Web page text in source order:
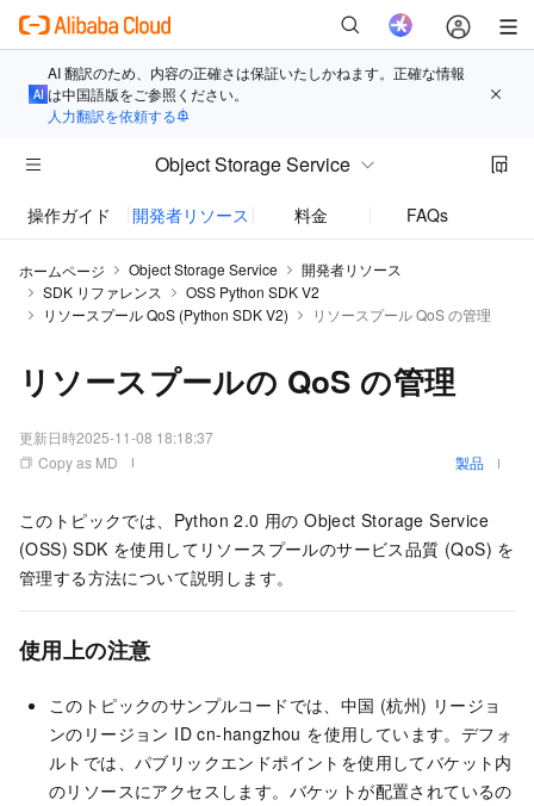
AI 翻訳のため、内容の正確さは保証いたしかねます。正確な情報
は中国語版をご参照ください。
人力翻訳を依頼する
Object Storage Service
操作ガイド 開発者リソース 料金 FAQs
ホームページ Object Storage Service
開発者リソース
SDK リファレンス
OSS Python SDK V2
リソースプール QoS (Python SDK V2)
リソースプール QoS の管理
リソースプールの QoS の管理
更新日時2025-11-08 18:18:37
Copy as MD
製品
このトピックでは、Python 2.0 用の Object Storage Service
(OSS) SDK を使用してリソースプールのサービス品質 (QoS) を
管理する方法について説明します。
使用上の注意
このトピックのサンプルコードでは、中国 (杭州) リージョ
ンのリージョン ID cn-hangzhou を使用しています。デフォ
ルトでは、パブリックエンドポイントを使用してバケット内
のリソースにアクセスします。バケットが配置されているの